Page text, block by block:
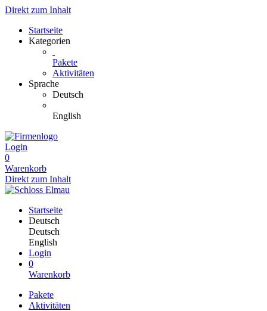
Direkt zum Inhalt
Startseite
Kategorien
Pakete
Aktivitäten
Sprache
Deutsch
English
Login
0
Warenkorb
Direkt zum Inhalt
Startseite
Deutsch
Deutsch
English
Login
0
Warenkorb
Pakete
Aktivitäten